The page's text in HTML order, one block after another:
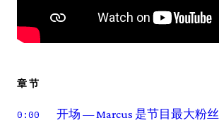
章节
0:00 开场 — Marcus 是节目最大粉丝